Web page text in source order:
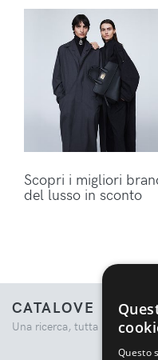
Scopri i migliori
del lusso in sconto
CATALOVE
Una ricerca, tutta la moda.
Questo